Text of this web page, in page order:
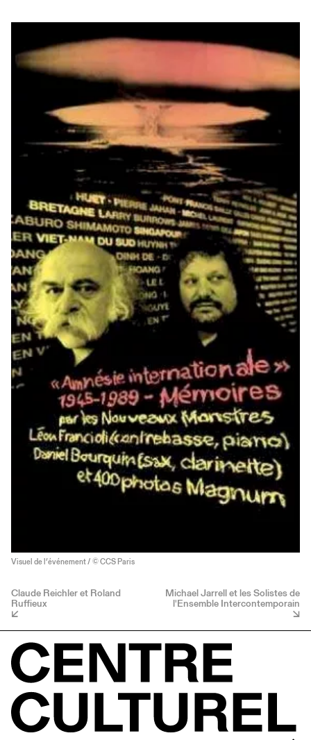
Visuel de l’événement / © CCS Paris
Claude Reichler et Roland
Ruffieux
Michael Jarrell et les Solistes de
l'Ensemble Intercontemporain